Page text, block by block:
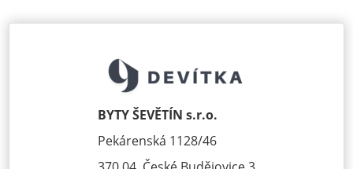
BYTY ŠEVĚTÍN s.r.o.
Pekárenská 1128/46